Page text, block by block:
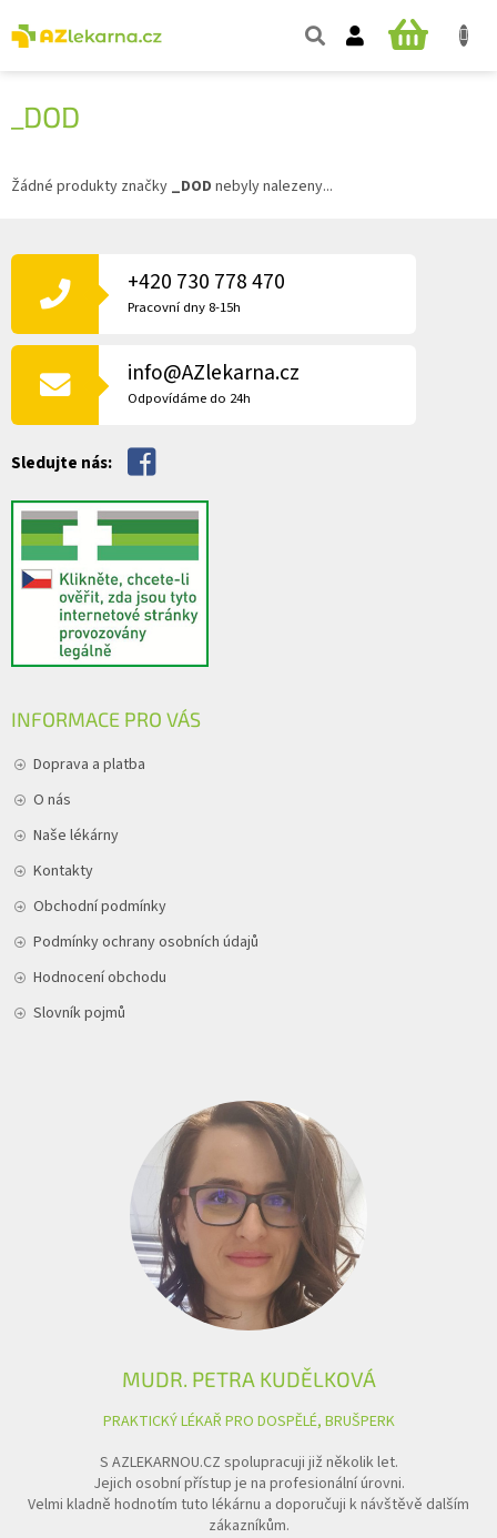
na
obsah
NÁKUPNÍ
_DOD
Žádné produkty značky _DOD nebyly nalezeny...
Á
T
+420 730 778 470
Pracovní dny 8-15h
info@AZlekarna.cz
Odpovídáme do 24h
Sledujte nás:
INFORMACE PRO VÁS
Doprava a platba
O nás
Naše lékárny
Kontakty
Obchodní podmínky
Podmínky ochrany osobních údajů
Hodnocení obchodu
Slovník pojmů
MUDR. PETRA KUDĚLKOVÁ
PRAKTICKÝ LÉKAŘ PRO DOSPĚLÉ, BRUŠPERK
S AZLEKARNOU.CZ spolupracuji již několik let.
Jejich osobní přístup je na profesionální úrovni.
Velmi kladně hodnotím tuto lékárnu a doporučuji k návštěvě dalším
zákazníkům.